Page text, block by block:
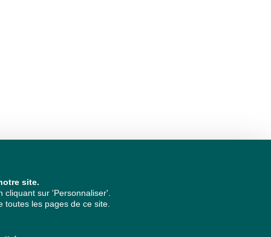
site.
sur 'Personnaliser'.
les pages de ce site.